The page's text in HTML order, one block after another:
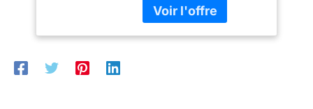
amuse-bouches,